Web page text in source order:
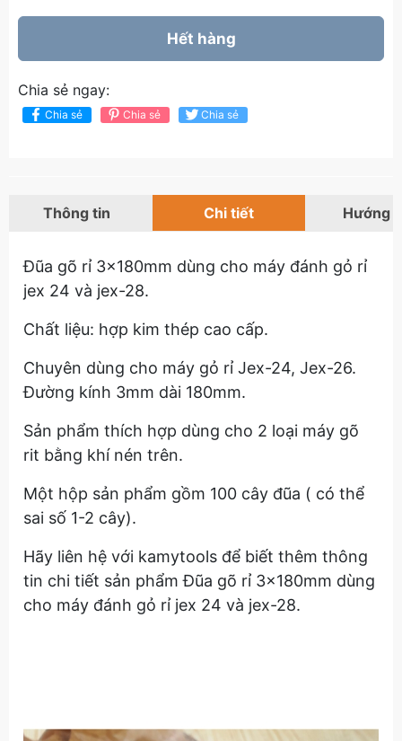
Hết hàng
Chia sẻ ngay:
Chia sẻ Chia sẻ Chia sẻ
Thông tin Chi tiết Hướng
Đũa gõ rỉ 3x180mm dùng cho máy đánh gỏ rỉ
jex 24 và jex-28.
Chất liệu: hợp kim thép cao cấp.
Chuyên dùng cho máy gỏ rỉ Jex-24, Jex-26.
Đường kính 3mm dài 180mm.
Sản phẩm thích hợp dùng cho 2 loại máy gõ
rit bằng khí nén trên.
Một hộp sản phẩm gồm 100 cây đũa ( có thể
sai số 1-2 cây).
Hãy liên hệ với kamytools để biết thêm thông
tin chi tiết sản phẩm Đũa gõ rỉ 3x180mm dùng
cho máy đánh gỏ rỉ jex 24 và jex-28.